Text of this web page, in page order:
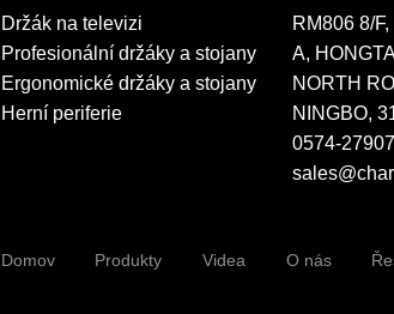
Držák na televizi
Profesionální držáky a stojany
Ergonomické držáky a stojany
Herní periferie
RM806 8/
A,
NORTH
NINGBO,
0574-
Domov Produkty Videa O nás